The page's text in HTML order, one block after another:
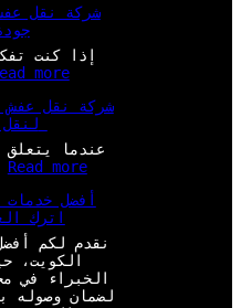
شركة نقل
more:
ن
ق
ل
ع
ش
ح
ق
ل
شركة نقل عفش
عندما يتعلق
Read more:
ة
ن
ق
ل
أفضل
اترك
نقدم لكم
الكويت،
الخبراء في
لضمان وصوله